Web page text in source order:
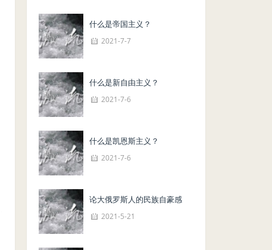
什么是帝国主义？
2021-7-7
什么是新自由主义？
2021-7-6
什么是凯恩斯主义？
2021-7-6
论大俄罗斯人的民族自豪感
2021-5-21